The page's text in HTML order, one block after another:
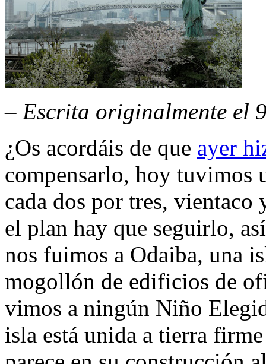
– Escrita originalmente el
¿Os acordáis de que ayer
compensarlo, hoy tuvimos
cada dos por tres, vientaco
el plan hay que seguirlo,
nos fuimos a Odaiba, una
mogollón de edificios de
vimos a ningún Niño
isla está unida a tierra